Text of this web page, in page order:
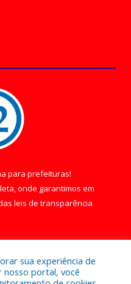
para prefeituras!
onde garantimos em
leis de transparência
sua experiência de
nosso portal, você